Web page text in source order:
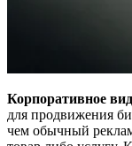
Корпоративное
для продвижения
чем обычный